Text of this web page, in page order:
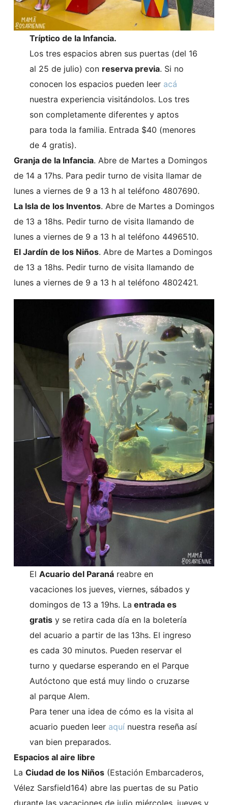
Tríptico de la Infancia.
Los tres espacios abren sus puertas (del 16
al 25 de julio) con reserva previa. Si no
conocen los espacios pueden leer acá
nuestra experiencia visitándolos. Los tres
son completamente diferentes y aptos
para toda la familia. Entrada $40 (menores
de 4 gratis).
Granja de la Infancia. Abre de Martes a Domingos
de 14 a 17hs. Para pedir turno de visita llamar de
lunes a viernes de 9 a 13 h al teléfono 4807690.
La Isla de los Inventos. Abre de Martes a Domingos
de 13 a 18hs. Pedir turno de visita llamando de
lunes a viernes de 9 a 13 h al teléfono 4496510.
El Jardín de los Niños. Abre de Martes a Domingos
de 13 a 18hs. Pedir turno de visita llamando de
lunes a viernes de 9 a 13 h al teléfono 4802421.
ElAcuario del Paraná reabre en
vacaciones los jueves, viernes, sábados y
domingos de 13 a 19hs. La entrada es
gratis y se retira cada día en la boletería
del acuario a partir de las 13hs. El ingreso
es cada 30 minutos. Pueden reservar el
turno y quedarse esperando en el Parque
Autóctono que está muy lindo o cruzarse
al parque Alem.
Para tener una idea de cómo es la visita al
acuario pueden leer aquí nuestra reseña así
van bien preparados.
Espacios al aire libre
La Ciudad de los Niños(Estación Embarcaderos,
Vélez Sarsfield164) abre las puertas de su Patio